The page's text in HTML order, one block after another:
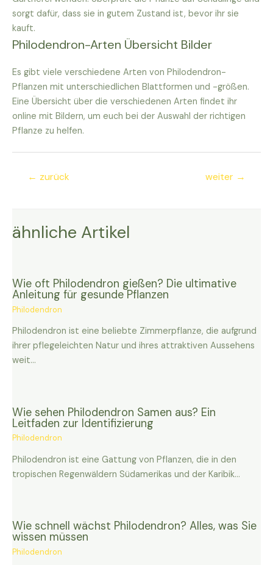
sorgt dafür, dass sie in gutem Zustand ist, bevor ihr sie
kauft.
Philodendron-Arten Übersicht Bilder
Es gibt viele verschiedene Arten von Philodendron-
Pflanzen mit unterschiedlichen Blattformen und -größen.
Eine Übersicht über die verschiedenen Arten findet ihr
online mit Bildern, um euch bei der Auswahl der richtigen
Pflanze zu helfen.
Beitragsnavigation
← zurück weiter →
ähnliche Artikel
Wie oft Philodendron gießen? Die ultimative
Anleitung für gesunde Pflanzen
Philodendron
Philodendron ist eine beliebte Zimmerpflanze, die aufgrund
ihrer pflegeleichten Natur und ihres attraktiven Aussehens
weit…
Wie sehen Philodendron Samen aus? Ein
Leitfaden zur Identifizierung
Philodendron
Philodendron ist eine Gattung von Pflanzen, die in den
tropischen Regenwäldern Südamerikas und der Karibik…
Wie schnell wächst Philodendron? Alles, was Sie
wissen müssen
Philodendron